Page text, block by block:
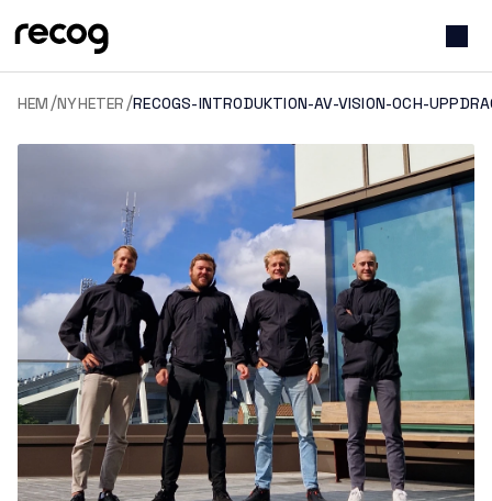
HEM/NYHETER/RECOGS-INTRODUKTION-AV-VISION-OCH-